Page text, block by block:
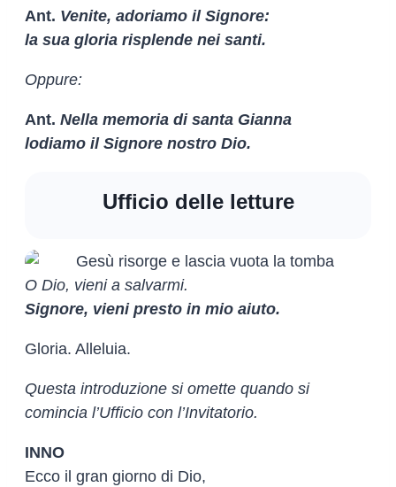
Ant. Venite, adoriamo il Signore:
la sua gloria risplende nei santi.
Oppure:
Ant. Nella memoria di santa Gianna
lodiamo il Signore nostro Dio.
Ufficio delle letture
O Dio, vieni a salvarmi.
Signore, vieni presto in mio aiuto.
Gloria. Alleluia.
Questa introduzione si omette quando si
comincia l’Ufficio con l’Invitatorio.
INNO
Ecco il gran giorno di Dio,